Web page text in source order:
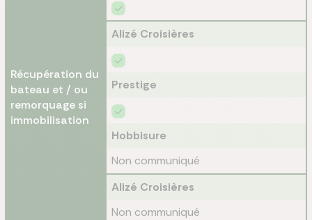
Récupération du
bateau et / ou
remorquage si
immobilisation
Alizé Croisières
Prestige
Hobbisure
Non communiqué
Alizé Croisières
Non communiqué